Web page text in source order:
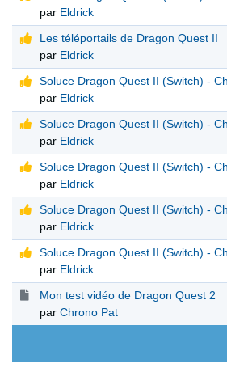
par Eldrick
Les téléportails de Dragon Quest II
par Eldrick
Soluce Dragon Quest II (Switch) -
par Eldrick
Soluce Dragon Quest II (Switch) -
par Eldrick
Soluce Dragon Quest II (Switch) -
par Eldrick
Soluce Dragon Quest II (Switch) -
par Eldrick
Soluce Dragon Quest II (Switch) -
par Eldrick
Mon test vidéo de Dragon Quest 2
par Chrono Pat